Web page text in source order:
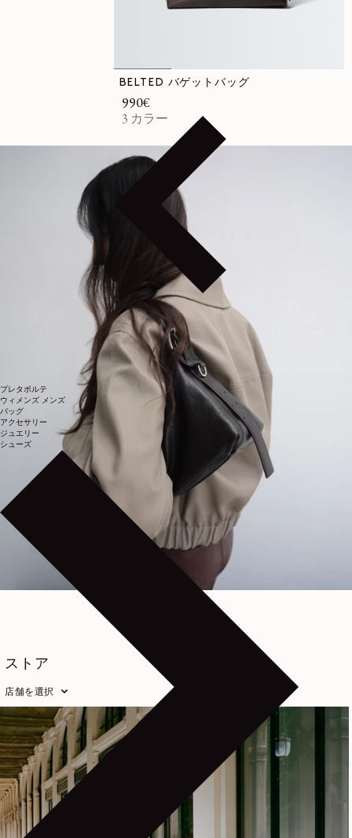
プレタポルテ
ウィメンズ メンズ
バッグ
アクセサリー
ジュエリー
シューズ
BELTED バゲットバッグ
通常価格
990€
3 カラー
ストア
店舗を選択